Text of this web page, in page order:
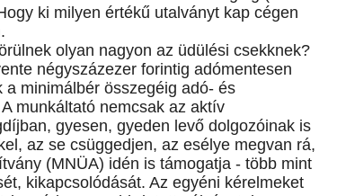
ki milyen értékű utalványt kap cégen
olyan nagyon az üdülési csekknek?
négyszázezer forintig adómentesen
minimálbér összegéig adó- és
munkáltató nemcsak az aktív
gyesen, gyeden levő dolgozóinak is
az se csüggedjen, az esélye megvan rá,
(MNÜA) idén is támogatja - több mint
kikapcsolódását. Az egyéni kérelmeket